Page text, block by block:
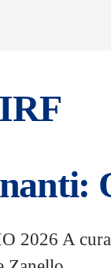
2026 A